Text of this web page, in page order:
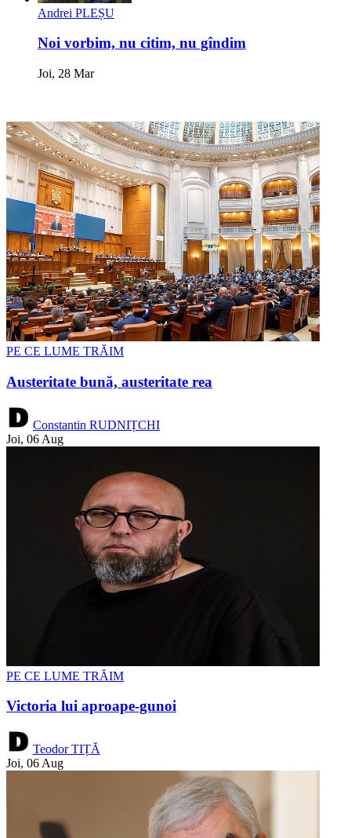
Andrei PLEȘU
Noi vorbim, nu citim, nu gîndim
Joi, 28 Mar
PE CE LUME TRĂIM
Austeritate bună, austeritate rea
Constantin RUDNIȚCHI
Joi, 06 Aug
PE CE LUME TRĂIM
Victoria lui aproape-gunoi
Teodor TIȚĂ
Joi, 06 Aug